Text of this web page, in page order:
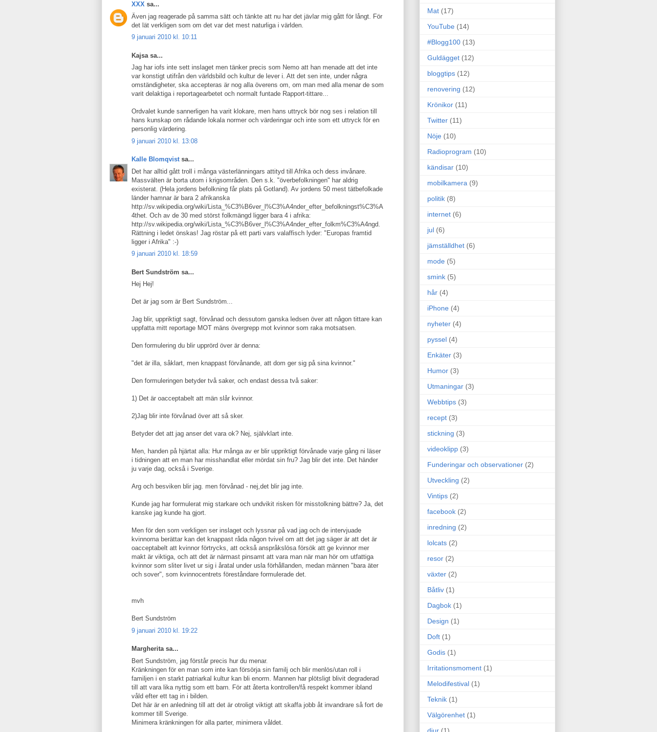
XXX sa...
Även jag reagerade på samma sätt och tänkte att nu har det jävlar mig gått för långt. För
det lät verkligen som om det var det mest naturliga i världen.
9 januari 2010 kl. 10:11
Kajsa sa...
Jag har iofs inte sett inslaget men tänker precis som Nemo att han menade att det inte
var konstigt utifrån den världsbild och kultur de lever i. Att det sen inte, under några
omständigheter, ska accepteras är nog alla överens om, om man med alla menar de som
varit delaktiga i reportagearbetet och normalt funtade Rapport-tittare...
Ordvalet kunde sannerligen ha varit klokare, men hans uttryck bör nog ses i relation till
hans kunskap om rådande lokala normer och värderingar och inte som ett uttryck för en
personlig värdering.
9 januari 2010 kl. 13:08
Kalle Blomqvistsa...
Det har alltid gått troll i många västerlänningars attityd till Afrika och dess invånare.
Massvälten är borta utom i krigsområden. Den s.k. "överbefolkningen" har aldrig
existerat. (Hela jordens befolkning får plats på Gotland). Av jordens 50 mest tätbefolkade
länder hamnar är bara 2 afrikanska
http://sv.wikipedia.org/wiki/Lista_%C3%B6ver_l%C3%A4nder_efter_befolkningst%C3%A
4thet. Och av de 30 med störst folkmängd ligger bara 4 i afrika:
http://sv.wikipedia.org/wiki/Lista_%C3%B6ver_l%C3%A4nder_efter_folkm%C3%A4ngd.
Rättning i ledet önskas! Jag röstar på ett parti vars valaffisch lyder: "Europas framtid
ligger i Afrika" :-)
9 januari 2010 kl. 18:59
Bert Sundström sa...
Hej Hej!
Det är jag som är Bert Sundström...
Jag blir, uppriktigt sagt, förvånad och dessutom ganska ledsen över att någon tittare kan
uppfatta mitt reportage MOT mäns övergrepp mot kvinnor som raka motsatsen.
Den formulering du blir upprörd över är denna:
"det är illa, såklart, men knappast förvånande, att dom ger sig på sina kvinnor."
Den formuleringen betyder två saker, och endast dessa två saker:
1) Det är oacceptabelt att män slår kvinnor.
2)Jag blir inte förvånad över att så sker.
Betyder det att jag anser det vara ok? Nej, självklart inte.
Men, handen på hjärtat alla: Hur många av er blir uppriktigt förvånade varje gång ni läser
i tidningen att en man har misshandlat eller mördat sin fru? Jag blir det inte. Det händer
ju varje dag, också i Sverige.
Arg och besviken blir jag. men förvånad - nej,det blir jag inte.
Kunde jag har formulerat mig starkare och undvikit risken för misstolkning bättre? Ja, det
kanske jag kunde ha gjort.
Men för den som verkligen ser inslaget och lyssnar på vad jag och de intervjuade
kvinnorna berättar kan det knappast råda någon tvivel om att det jag säger är att det är
oacceptabelt att kvinnor förtrycks, att också anspråkslösa försök att ge kvinnor mer
makt är viktiga, och att det är närmast pinsamt att vara man när man hör om utfattiga
kvinnor som sliter livet ur sig i åratal under usla förhållanden, medan männen "bara äter
och sover", som kvinnocentrets föreståndare formulerade det.
mvh
Bert Sundström
9 januari 2010 kl. 19:22
Margherita sa...
Bert Sundström, jag förstår precis hur du menar.
Kränkningen för en man som inte kan försörja sin familj och blir menlös/utan roll i
familjen i en starkt patriarkal kultur kan bli enorm. Mannen har plötsligt blivit degraderad
till att vara lika nyttig som ett barn. För att återta kontrollen/få respekt kommer ibland
våld efter ett tag in i bilden.
Det här är en anledning till att det är otroligt viktigt att skaffa jobb åt invandrare så fort de
kommer till Sverige.
Minimera kränkningen för alla parter, minimera våldet.
Mat (17)
YouTube (14)
#Blogg100 (13)
Guldägget (12)
bloggtips (12)
renovering (12)
Krönikor (11)
Twitter (11)
Nöje (10)
Radioprogram (10)
kändisar (10)
mobilkamera (9)
politik (8)
internet (6)
jul (6)
jämställdhet (6)
mode (5)
smink (5)
hår (4)
iPhone (4)
nyheter (4)
pyssel (4)
Enkäter (3)
Humor (3)
Utmaningar (3)
Webbtips (3)
recept (3)
stickning (3)
videoklipp (3)
Funderingar och observationer (2)
Utveckling (2)
Vintips (2)
facebook (2)
inredning (2)
lolcats (2)
resor (2)
växter (2)
Båtliv (1)
Dagbok (1)
Design (1)
Doft (1)
Godis (1)
Irritationsmoment (1)
Melodifestival (1)
Teknik (1)
Välgörenhet (1)